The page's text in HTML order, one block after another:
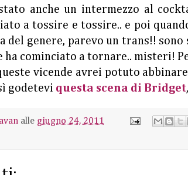
anche un intermezzo al
a tossire e tossire.. e poi
del genere, parevo un trans!!
ha cominciato a tornare.. misteri!
vicende avrei potuto abbinare
godetevi questa scena di Bridget
alle giugno 24, 2011